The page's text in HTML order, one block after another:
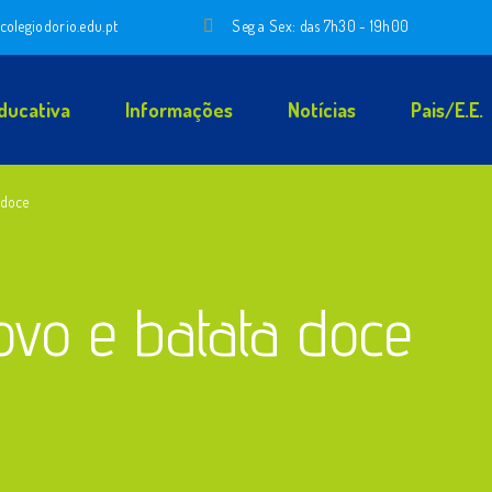
Seg a Sex: das 7h30 - 19h00
Informações Notícias Pais/E.E.
e batata doce